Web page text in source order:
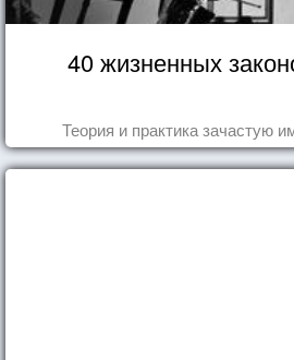
40 жизненных
Теория и практика зачастую